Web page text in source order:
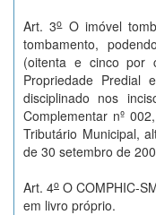
Art. 3oO imóvel
tombamento,
(oitenta e cinco por
Propriedade Predial
disciplinado nos
Complementar nº
Tributário Municipal,
de 30 setembro de
Art. 4o O COMPHIC-
em livro próprio.